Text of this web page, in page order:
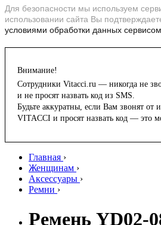
Для безопасности мы используем
использовании сайта Вы
условиями обработки данных сервисом.
Внимание!
Сотрудники Vitacci.ru — никогда не
и не просят назвать код из SMS.
Будьте аккуратны, если Вам звонят от
VITACCI и просят назвать код — это
Главная ›
Женщинам ›
Аксессуары ›
Ремни ›
Ремень YD02-